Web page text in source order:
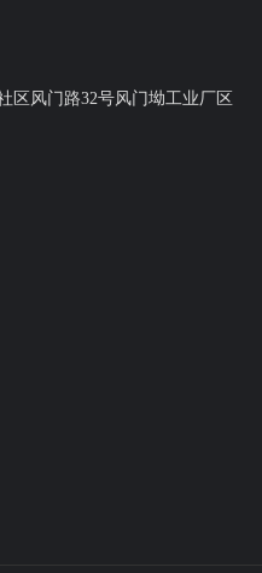
区风门路32号风门坳工业厂区